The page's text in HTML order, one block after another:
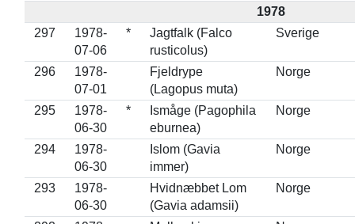
1978
297
1978-
07-06
*
Jagtfalk (Falco
rusticolus)
Sverige
296
1978-
07-01
Fjeldrype
(Lagopus muta)
Norge
295
1978-
06-30
*
Ismåge (Pagophila
eburnea)
Norge
294
1978-
06-30
Islom (Gavia
immer)
Norge
293
1978-
06-30
Hvidnæbbet Lom
(Gavia adamsii)
Norge